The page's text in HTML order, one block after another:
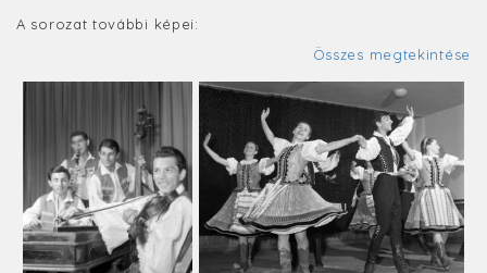
A sorozat további képei:
Összes megtekintése